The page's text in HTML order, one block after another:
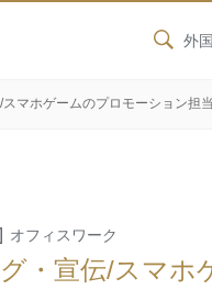
外
マホゲームのプロモーション担
オフィスワーク
・宣伝/スマホ